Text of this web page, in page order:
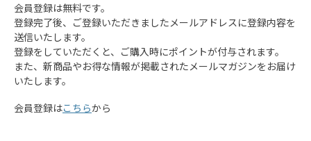
会員登録は無料です。
登録完了後、ご登録いただきましたメールアドレスに登録内容を
送信いたします。
登録をしていただくと、ご購入時にポイントが付与されます。
また、新商品やお得な情報が掲載されたメールマガジンをお届け
いたします。
会員登録はこちらから